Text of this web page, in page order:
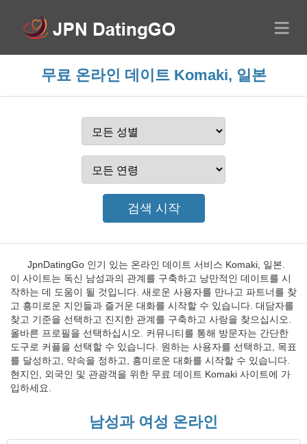
무료 온라인 데이트 Komaki, 일본
JpnDatingGo 인기 있는 온라인 데이트 서비스 Komaki, 일본.
이 사이트는 독신 남성과의 관계를 구축하고 낭만적인 데이트를 시
작하는 데 도움이 될 것입니다. 새로운 사용자를 만나고 파트너를 찾
고 흥미로운 지인들과 즐거운 대화를 시작할 수 있습니다. 대담자를
찾고 기준을 선택하고 진지한 관계를 구축하고 사랑을 찾으십시오.
올바른 프로필을 선택하십시오. 커뮤니티를 통해 방문자는 간단한
도구로 커플을 선택할 수 있습니다. 원하는 사용자를 선택하고, 목표
를 달성하고, 약속을 정하고, 흥미로운 대화를 시작할 수 있습니다.
현지인, 외국인 및 관광객을 위한 무료 데이트 Komaki 사이트에 가
입하세요.
남성과 여성 온라인